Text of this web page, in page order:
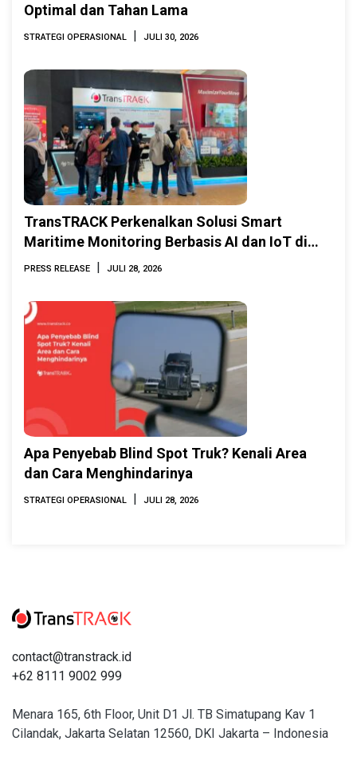
Optimal dan Tahan Lama
STRATEGI OPERASIONAL | JULI 30, 2026
TransTRACK Perkenalkan Solusi Smart
Maritime Monitoring Berbasis AI dan IoT di
INAMARINE 2026
PRESS RELEASE | JULI 28, 2026
Apa Penyebab Blind Spot Truk? Kenali Area
dan Cara Menghindarinya
STRATEGI OPERASIONAL | JULI 28, 2026
contact@transtrack.id
+62 8111 9002 999
Menara 165, 6th Floor, Unit D1 Jl. TB Simatupang Kav 1
Cilandak, Jakarta Selatan 12560, DKI Jakarta – Indonesia